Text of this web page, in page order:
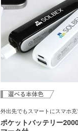
外出先でもスマートにスマホ
ポケットバッテリー